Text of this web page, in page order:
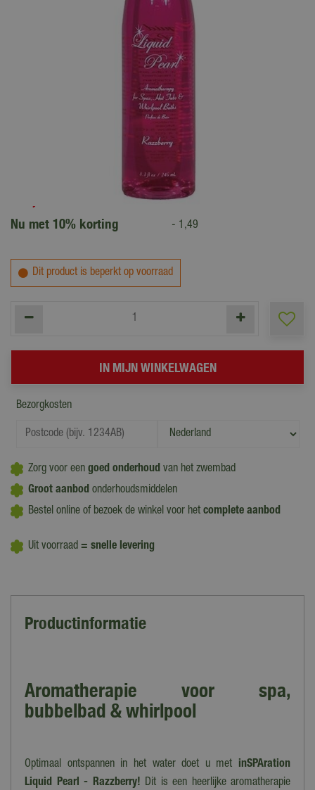
Nu met 10% korting - 1 ,49
Dit product is beperkt op voorraad
Bezorgkosten
Zorg voor een goed onderhoud van het zwembad
Groot aanbod onderhoudsmiddelen
Bestel online of bezoek de winkel voor het complete aanbod
Uit voorraad = snelle levering
Productinformatie
Aromatherapie voor spa,
bubbelbad & whirlpool
Optimaal ontspannen in het water doet u met inSPAration
Liquid Pearl - Razzberry! Dit is een heerlijke aromatherapie